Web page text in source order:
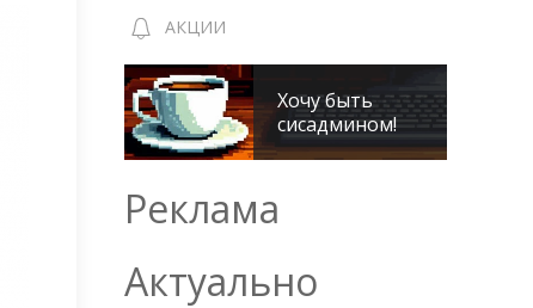
АКЦИИ
Хочу быть
сисадмином!
Реклама
Актуально